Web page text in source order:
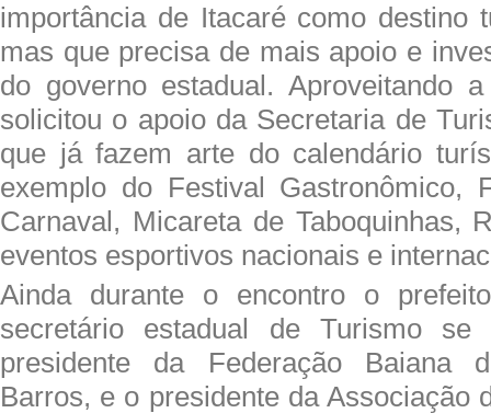
importância de Itacaré como destino
mas que precisa de mais apoio e
do governo estadual. Aproveitando
solicitou o apoio da Secretaria de
que já fazem arte do calendário
exemplo do Festival Gastronômico,
Carnaval, Micareta de Taboquinhas,
eventos esportivos nacionais e
Ainda durante o encontro o
secretário estadual de Turismo
presidente da Federação Baiana
Barros, e o presidente da Associação